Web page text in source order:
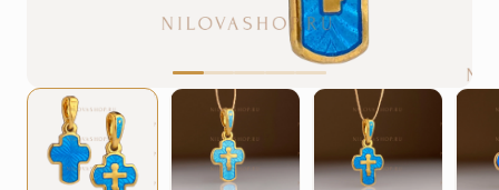
Цепи
Чётки
Шнурки на
Другое